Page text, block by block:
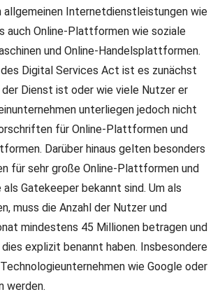
allgemeinen Internetdienstleistungen wie
auch Online-Plattformen wie soziale
und Online-Handelsplattformen.
des Digital Services Act ist es zunächst
Dienst ist oder wie viele Nutzer er
unterliegen jedoch nicht
für Online-Plattformen und
Darüber hinaus gelten besonders
für sehr große Online-Plattformen und
als Gatekeeper bekannt sind. Um als
muss die Anzahl der Nutzer und
mindestens 45 Millionen betragen und
explizit benannt haben. Insbesondere
wie Google oder
werden.